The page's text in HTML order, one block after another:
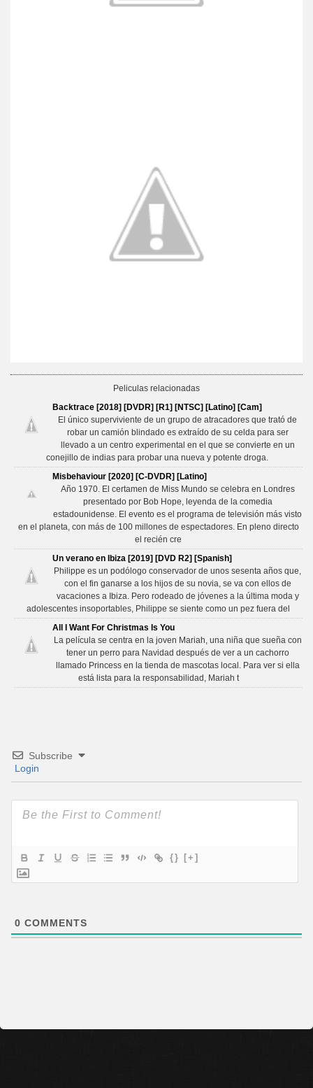
Peliculas relacionadas
Backtrace [2018] [DVDR] [R1] [NTSC] [Latino] [Cam]
El único superviviente de un grupo de atracadores que trató de
robar un camión blindado es extraído de su celda para ser
llevado a un centro experimental en el que se convierte en un
conejillo de indias para probar una nueva y potente droga.
Misbehaviour [2020] [C-DVDR] [Latino]
Año 1970. El certamen de Miss Mundo se celebra en Londres
presentado por Bob Hope, leyenda de la comedia
estadounidense. El evento es el programa de televisión más visto
en el planeta, con más de 100 millones de espectadores. En pleno directo
el recién cre
Un verano en Ibiza [2019] [DVD R2] [Spanish]
Philippe es un podólogo conservador de unos sesenta años que,
con el fin ganarse a los hijos de su novia, se va con ellos de
vacaciones a Ibiza. Pero rodeado de jóvenes a la última moda y
adolescentes insoportables, Philippe se siente como un pez fuera del
All I Want For Christmas Is You
La película se centra en la joven Mariah, una niña que sueña con
tener un perro para Navidad después de ver a un cachorro
llamado Princess en la tienda de mascotas local. Para ver si ella
está lista para la responsabilidad, Mariah t
Subscribe
Login
{} [+]
0 COMMENTS